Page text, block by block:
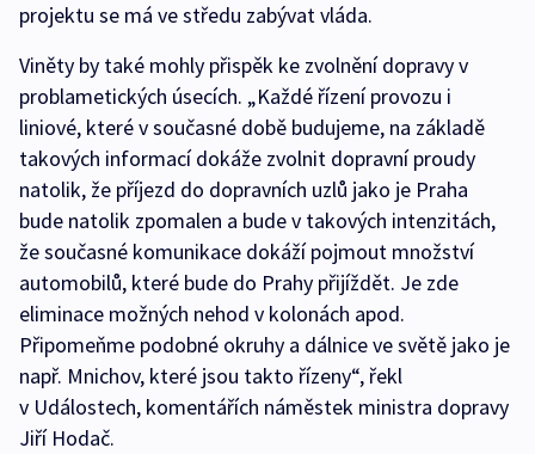
projektu se má ve středu zabývat vláda.
Viněty by také mohly přispěk ke zvolnění dopravy v
problametických úsecích. „Každé řízení provozu i
liniové, které v současné době budujeme, na základě
takových informací dokáže zvolnit dopravní proudy
natolik, že příjezd do dopravních uzlů jako je Praha
bude natolik zpomalen a bude v takových intenzitách,
že současné komunikace dokáží pojmout množství
automobilů, které bude do Prahy přijíždět. Je zde
eliminace možných nehod v kolonách apod.
Připomeňme podobné okruhy a dálnice ve světě jako je
např. Mnichov, které jsou takto řízeny“, řekl
v Událostech, komentářích náměstek ministra dopravy
Jiří Hodač.